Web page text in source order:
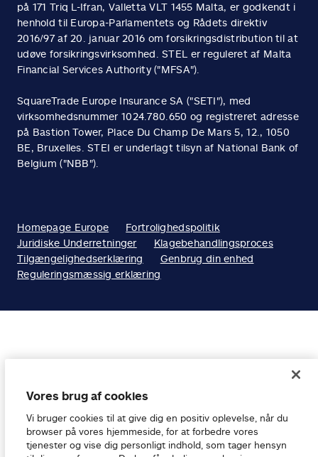
på 171 Triq L-Ifran, Valletta VLT 1455 Malta, er godkendt i
henhold til Europa-Parlamentets og Rådets direktiv
2016/97 af 20. januar 2016 om forsikringsdistribution til at
udøve forsikringsvirksomhed. STEL er reguleret af Malta
Financial Services Authority ("MFSA").
SquareTrade Europe Insurance SA ("SETI"), med
virksomhedsnummer 1024.780.650 og registreret adresse
på Bastion Tower, Place Du Champ De Mars 5, 12., 1050
BE, Bruxelles. STEI er underlagt tilsyn af National Bank of
Belgium ("NBB").
Homepage Europe
Fortrolighedspolitik
Juridiske Underretninger
Klagebehandlingsproces
Tilgængelighedserklæring
Genbrug din enhed
Reguleringsmæssig erklæring
Vores brug af cookies
Vi bruger cookies til at give dig en positiv oplevelse, når du
browser på vores hjemmeside, for at forbedre vores
tjenester og vise dig personligt indhold, som tager hensyn